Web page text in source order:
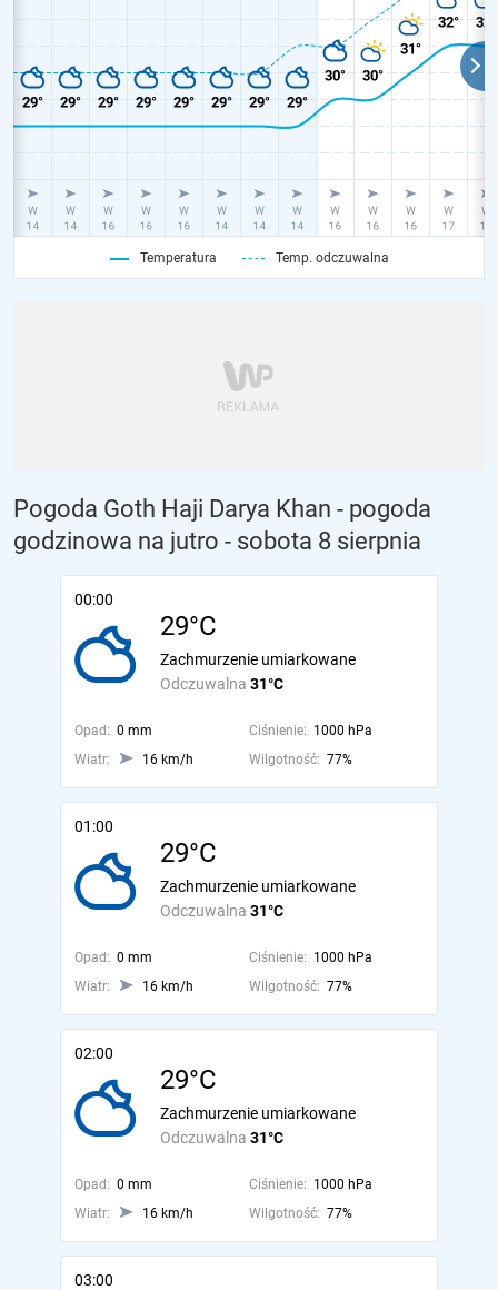
Temperatura Temp. odczuwalna
Pogoda Goth Haji Darya Khan - pogoda
godzinowa na jutro - sobota 8 sierpnia
00:00
29°C
Odczuwalna 31°C
Zachmurzenie umiarkowane
Opad: 0 mm Ciśnienie: 1000 hPa
Wiatr:
16 km/h Wilgotność: 77%
01:00
29°C
Odczuwalna 31°C
Zachmurzenie umiarkowane
Opad: 0 mm Ciśnienie: 1000 hPa
Wiatr:
16 km/h Wilgotność: 77%
02:00
29°C
Odczuwalna 31°C
Zachmurzenie umiarkowane
Opad: 0 mm Ciśnienie: 1000 hPa
Wiatr:
16 km/h Wilgotność: 77%
03:00